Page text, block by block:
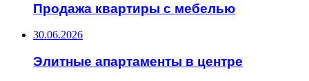
Продажа квартиры с мебелью
30.06.2026
Элитные апартаменты в центре